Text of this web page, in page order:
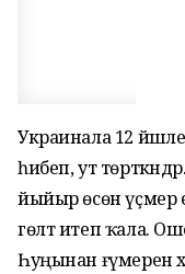
Украинала 12
һибеп, ут
йыйыр өсөн үҫмер
гөлт итеп ҡала.
Һуңынан ғүмеренә